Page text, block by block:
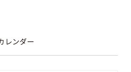
レンダー